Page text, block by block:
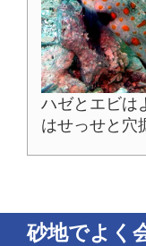
ハゼとエビは
はせっせと穴
砂地でよく